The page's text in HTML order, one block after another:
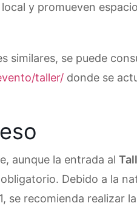
y promueven
similares, se puede
taller/ donde se
aunque la entrada al
Debido a la
se recomienda realizar